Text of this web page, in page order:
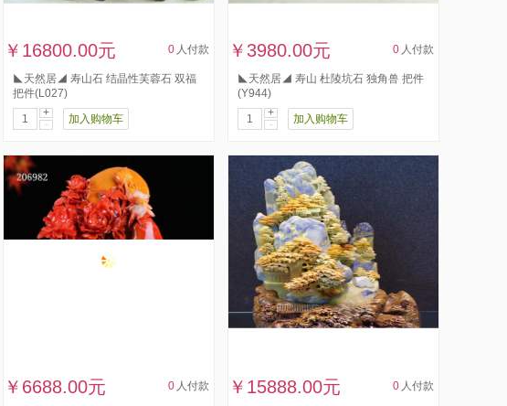
￥16800.00元 0 人付款
◣天然居◢ 寿山石 结晶性芙蓉石 双福
把件(L027)
+
-
加入购物车
￥3980.00元 0 人付款
◣天然居◢ 寿山 杜陵坑石 独角兽 把件
(Y944)
+
-
加入购物车
￥6688.00元 0 人付款 ￥15888.00元 0 人付款